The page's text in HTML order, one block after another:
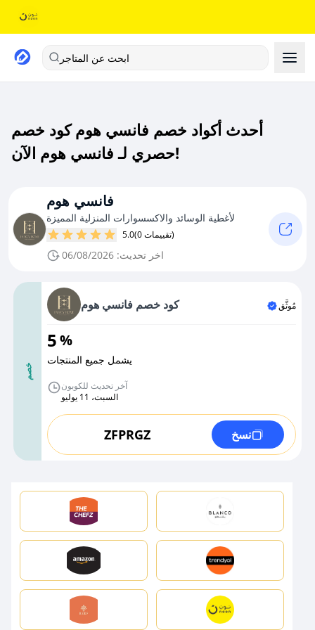
ابحث عن المتاجر
أحدث أكواد خصم فانسي هوم كود خصم
حصري لـ فانسي هوم الآن!
فانسي هوم
لأغطية الوسائد والاكسسوارات المنزلية المميزة
5.0 (0 تقييمات)
اخر تحديث: 06/08/2026
خصم
كود خصم فانسي هوم مُوثَّق
5%
يشمل جميع المنتجات
آخر تحديث للكوبون
السبت، 11 يوليو
ZFPRGZ نسخ